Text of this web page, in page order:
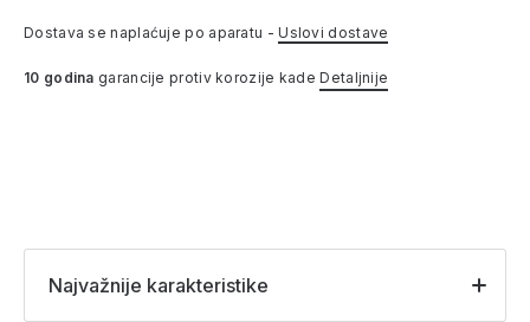
Dostava se naplaćuje po aparatu -Uslovi dostave
10 godina garancije protiv korozije kadeDetaljnije
Najvažnije karakteristike